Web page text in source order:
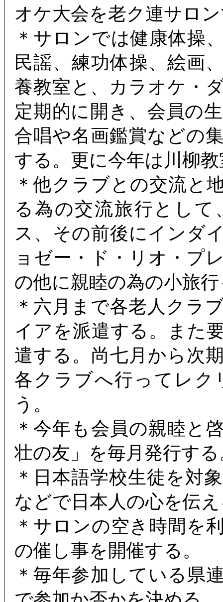
オケ大会を老ク連サロ
＊サロンでは健康体操
民謡、練功体操、絵画
養教室と、カラオケ・
定期的に開き、会員の
合唱や名画鑑賞などの
する。更に今年は川柳
＊他クラブとの交流と
る為の交流旅行とし
ス、その前後にインダ
ョゼー・ド・リオ・プ
の他に親睦の為の小旅
＊六月まで各老人クラ
イアを派遣する。また
遣する。尚七月から次
各クラブへ行ってレク
う。
＊今年も会員の親睦と
壮の友」を毎月発行する
＊日本語学校生徒を対
などで日本人の心を伝
＊サロンの空き時間を
の催し事を開催する。
＊毎年参加している県